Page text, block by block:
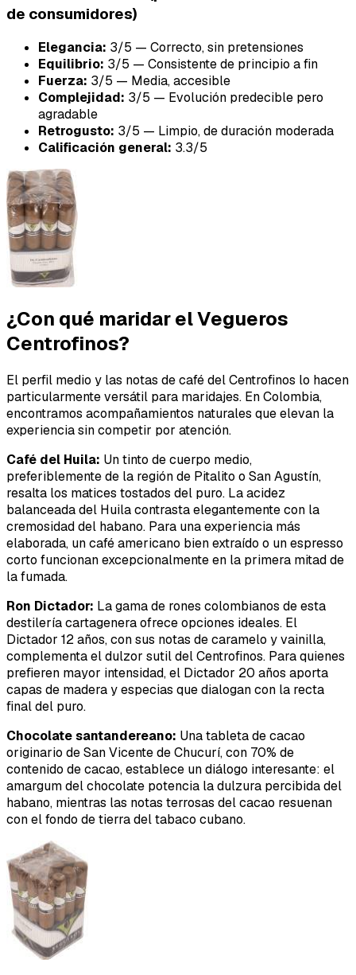
de consumidores)
Elegancia: 3/5 — Correcto, sin pretensiones
Equilibrio: 3/5 — Consistente de principio a fin
Fuerza: 3/5 — Media, accesible
Complejidad: 3/5 — Evolución predecible pero
agradable
Retrogusto: 3/5 — Limpio, de duración moderada
Calificación general: 3.3/5
¿Con qué maridar el Vegueros
Centrofinos?
El perfil medio y las notas de café del Centrofinos lo hacen
particularmente versátil para maridajes. En Colombia,
encontramos acompañamientos naturales que elevan la
experiencia sin competir por atención.
Café del Huila: Un tinto de cuerpo medio,
preferiblemente de la región de Pitalito o San Agustín,
resalta los matices tostados del puro. La acidez
balanceada del Huila contrasta elegantemente con la
cremosidad del habano. Para una experiencia más
elaborada, un café americano bien extraído o un espresso
corto funcionan excepcionalmente en la primera mitad de
la fumada.
Ron Dictador: La gama de rones colombianos de esta
destilería cartagenera ofrece opciones ideales. El
Dictador 12 años, con sus notas de caramelo y vainilla,
complementa el dulzor sutil del Centrofinos. Para quienes
prefieren mayor intensidad, el Dictador 20 años aporta
capas de madera y especias que dialogan con la recta
final del puro.
Chocolate santandereano: Una tableta de cacao
originario de San Vicente de Chucurí, con 70% de
contenido de cacao, establece un diálogo interesante: el
amargum del chocolate potencia la dulzura percibida del
habano, mientras las notas terrosas del cacao resuenan
con el fondo de tierra del tabaco cubano.